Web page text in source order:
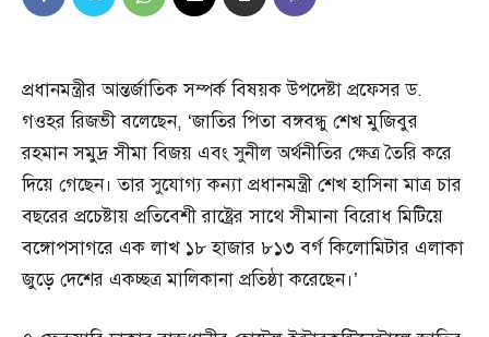
প্রধানমন্ত্রীর আন্তর্জাতিক সম্পর্ক বিষয়ক উপদেষ্টা প্রফেসর ড.
গওহর রিজভী বলেছেন, ‘জাতির পিতা বঙ্গবন্ধু শেখ মুজিবুর
রহমান সমুদ্র সীমা বিজয় এবং সুনীল অর্থনীতির ক্ষেত্র তৈরি করে
দিয়ে গেছেন। তার সুযোগ্য কন্যা প্রধানমন্ত্রী শেখ হাসিনা মাত্র চার
বছরের প্রচেষ্টায় প্রতিবেশী রাষ্ট্রের সাথে সীমানা বিরোধ মিটিয়ে
বঙ্গোপসাগরে এক লাখ ১৮ হাজার ৮১৩ বর্গ কিলোমিটার এলাকা
জুড়ে দেশের একচ্ছত্র মালিকানা প্রতিষ্ঠা করেছেন।’